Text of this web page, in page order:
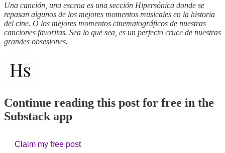
Una canción, una escena es una sección Hipersónica donde se
repasan algunos de los mejores momentos musicales en la historia
del cine. O los mejores momentos cinematográficos de nuestras
canciones favoritas. Sea lo que sea, es un perfecto cruce de nuestras
grandes obsesiones.
Continue reading this post for free in the
Substack app
Claim my free post